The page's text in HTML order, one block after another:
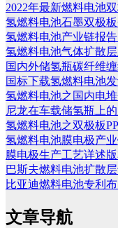
2022年最新燃料电池
氢燃料电池石墨双极
氢燃料电池产业链报
氢燃料电池气体扩散
国内外储氢瓶碳纤维
国标下载氢燃料电池
氢燃料电池之国内电
尼龙在车载储氢瓶上
氢燃料电池之双极板
氢燃料电池膜电极产
膜电极生产工艺详述
巴斯夫燃料电池扩散层
比亚迪燃料电池专利
文章导航